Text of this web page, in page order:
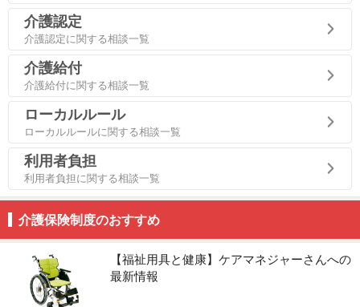
介護認定
介護認定に関する相談一覧
介護給付
介護給付に関する相談一覧
ローカルルール
ローカルルールに関する相談一覧
利用者負担
利用者負担に関する相談一覧
介護保険制度のおすすめ
【福祉用具と健康】ケアマネジャーさんへの
最新情報